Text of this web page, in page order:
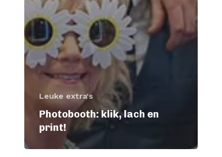
Leuke extra's
Photobooth: klik, lach en
print!